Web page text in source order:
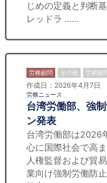
セミナー
ＩＴ
飲食店情報
じめの定義と判断
レッドラ ……
労務顧問 その他 労務顧
作成日：2026年4月7日
労務ニュース
台湾労働部、強
ン発表
台湾労働部は2026
心に国際社会で高
人権監督および貿
業向け強制労働防